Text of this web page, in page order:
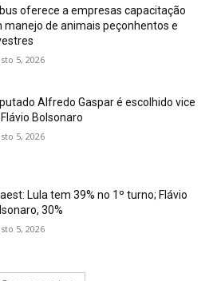
oferece a empresas capacitação
manejo de animais peçonhentos e
5, 2026
Alfredo Gaspar é escolhido vice
Bolsonaro
5, 2026
Lula tem 39% no 1º turno; Flávio
30%
5, 2026